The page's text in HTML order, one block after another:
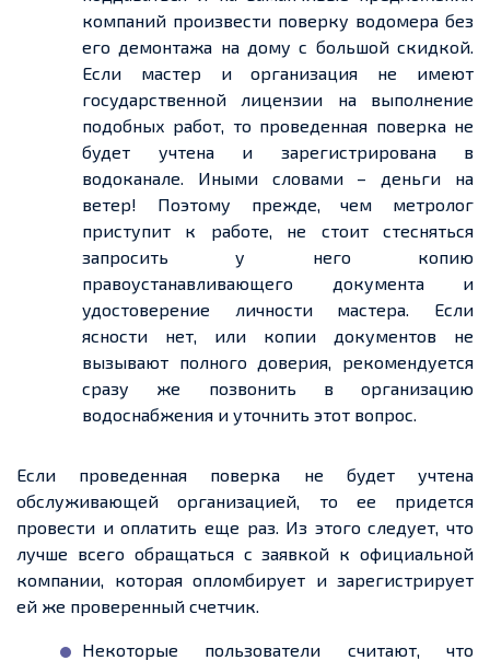
компаний произвести поверку водомера без
его демонтажа на дому с большой скидкой.
Если мастер и организация не имеют
государственной лицензии на выполнение
подобных работ, то проведенная поверка не
будет учтена и зарегистрирована в
водоканале. Иными словами – деньги на
ветер! Поэтому прежде, чем метролог
приступит к работе, не стоит стесняться
запросить у него копию
правоустанавливающего документа и
удостоверение личности мастера. Если
ясности нет, или копии документов не
вызывают полного доверия, рекомендуется
сразу же позвонить в организацию
водоснабжения и уточнить этот вопрос.
Если проведенная поверка не будет учтена
обслуживающей организацией, то ее придется
провести и оплатить еще раз. Из этого следует, что
лучше всего обращаться с заявкой к официальной
компании, которая опломбирует и зарегистрирует
ей же проверенный счетчик.
Некоторые пользователи считают, что